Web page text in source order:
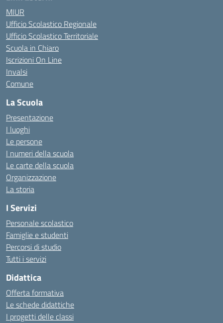
MIUR
Ufficio Scolastico Regionale
Ufficio Scolastico Territoriale
Scuola in Chiaro
Iscrizioni On Line
Invalsi
Comune
La Scuola
Presentazione
I luoghi
Le persone
I numeri della scuola
Le carte della scuola
Organizzazione
La storia
I Servizi
Personale scolastico
Famiglie e studenti
Percorsi di studio
Tutti i servizi
Didattica
Offerta formativa
Le schede didattiche
I progetti delle classi